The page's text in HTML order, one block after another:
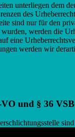
unterliegen dem
des
sind nur für den
werden die
eine
werden wir
und § 36